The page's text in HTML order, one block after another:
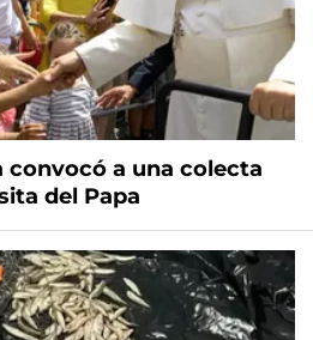
convocó a una colecta
del Papa